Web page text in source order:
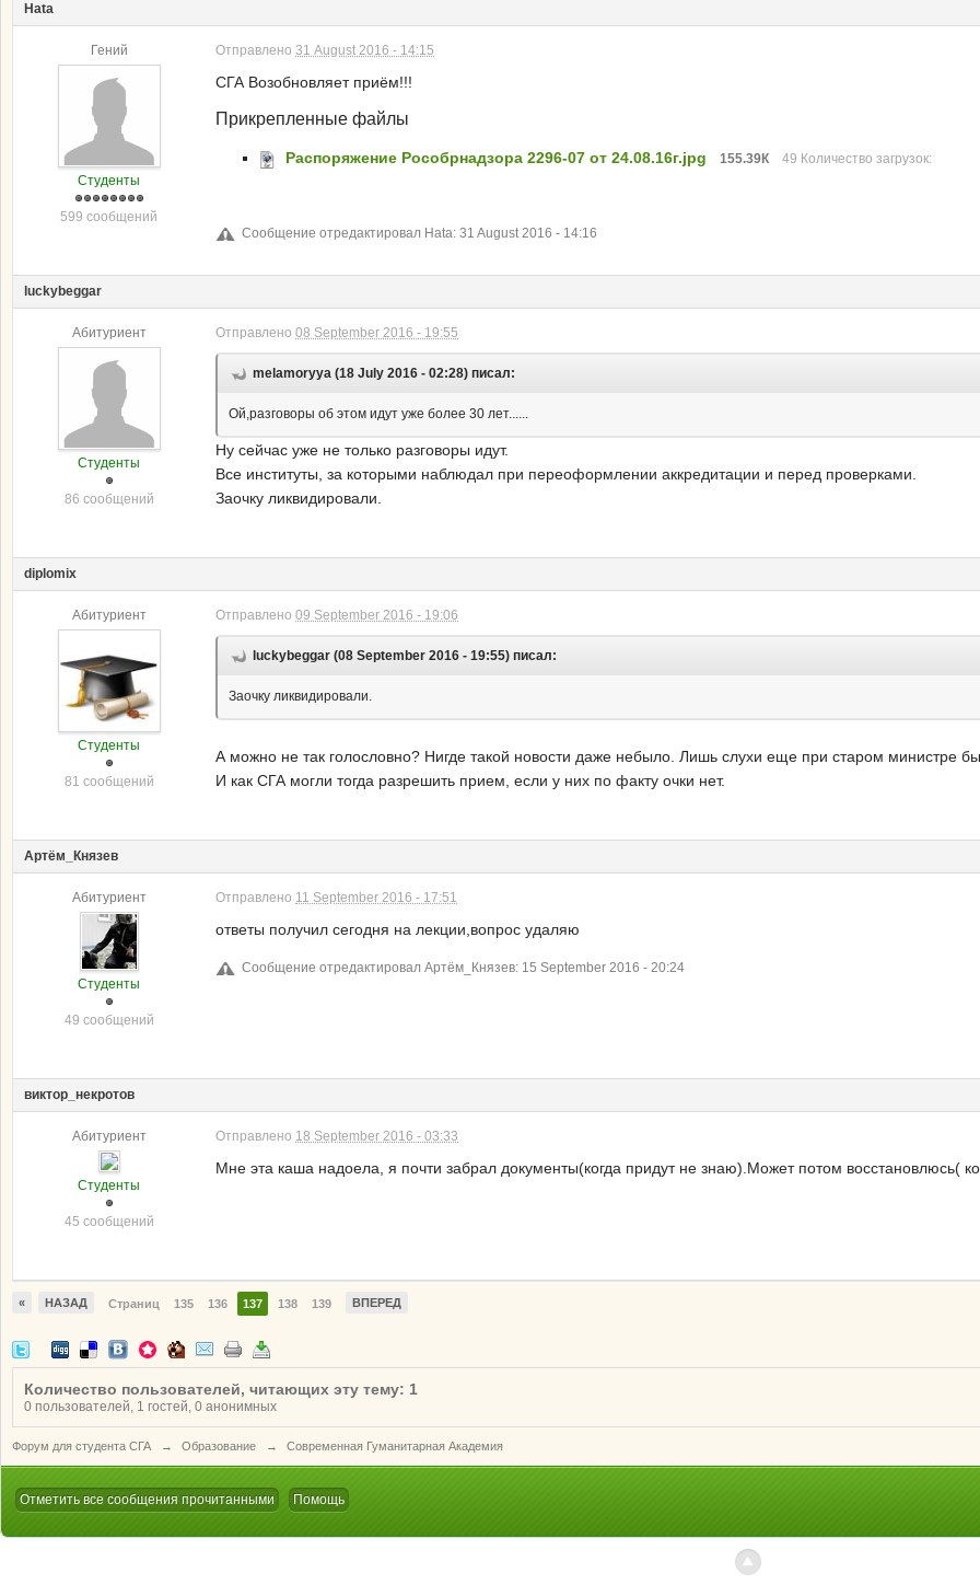
Hata
Гений
Студенты
599 сообщений
Отправлено 31 August 2016 - 14:15
СГА Возобновляет приём!!!
Прикрепленные файлы
Распоряжение Рособрнадзора 2296-07 от 24.08.16г.jpg 155.39К 49 Количество загрузок:
Сообщение отредактировал Hata: 31 August 2016 - 14:16
luckybeggar
Абитуриент
Студенты
86 сообщений
Отправлено 08 September 2016 - 19:55
melamoryya (18 July 2016 - 02:28) писал:
Ой,разговоры об этом идут уже более 30 лет......
Ну сейчас уже не только разговоры идут.
Все институты, за которыми наблюдал при переоформлении аккредитации и перед проверками.
Заочку ликвидировали.
diplomix
Абитуриент
Студенты
81 сообщений
Отправлено 09 September 2016 - 19:06
luckybeggar (08 September 2016 - 19:55) писал:
Заочку ликвидировали.
А можно не так голословно? Нигде такой новости даже небыло. Лишь слухи еще при старом министре
И как СГА могли тогда разрешить прием, если у них по факту очки нет.
Артём_Князев
Абитуриент
Студенты
49 сообщений
Отправлено 11 September 2016 - 17:51
ответы получил сегодня на лекции,вопрос удаляю
Сообщение отредактировал Артём_Князев: 15 September 2016 - 20:24
виктор_некротов
Абитуриент
Студенты
45 сообщений
Отправлено 18 September 2016 - 03:33
Мне эта каша надоела, я почти забрал документы(когда придут не знаю).Может потом восстановлюсь(
« НАЗАД Страниц 135 136 137 138 139 ВПЕРЕД
Количество пользователей, читающих эту тему: 1
0 пользователей, 1 гостей, 0 анонимных
Форум для студента СГА → Образование → Современная Гуманитарная Академия
Отметить все сообщения прочитанными Помощь